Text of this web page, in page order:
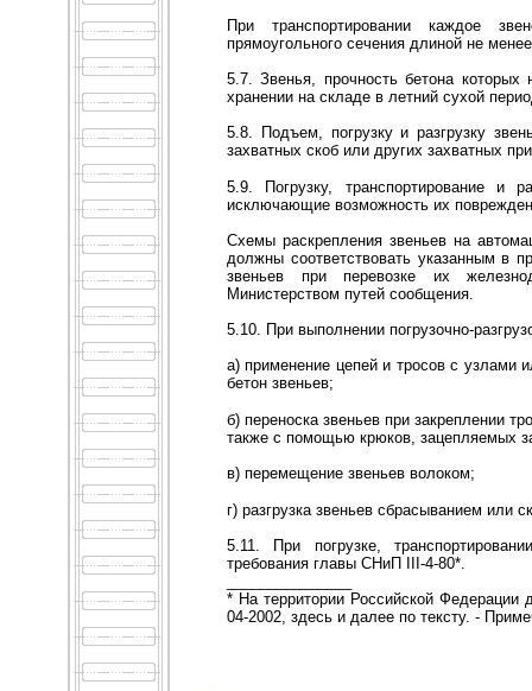
При транспортировании каждое
прямоугольного сечения длиной не
5.7. Звенья, прочность бетона
хранении на складе в летний сухой
5.8. Подъем, погрузку и разгрузку
захватных скоб или других захватных
5.9. Погрузку, транспортирование и
исключающие возможность их
Схемы раскрепления звеньев на
должны соответствовать указанным в
звеньев при перевозке их
Министерством путей сообщения.
5.10. При выполнении погрузочно-
а) применение цепей и тросов с узлами
бетон звеньев;
б) переноска звеньев при закреплении
также с помощью крюков, зацепляемых
в) перемещение звеньев волоком;
г) разгрузка звеньев сбрасыванием или
5.11. При погрузке,
требования главы СНиП III-4-80*.
* На территории Российской
04-2002, здесь и далее по тексту. -